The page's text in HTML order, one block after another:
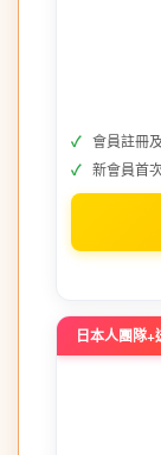
會員註冊
新會員首
日本人團隊